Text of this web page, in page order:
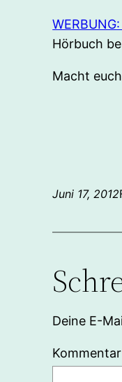
Hörbuch
Macht
Juni 17, 2012
Deine E-
Kommentar